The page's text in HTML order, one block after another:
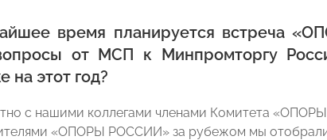
время планируется встреча
от МСП к Минпромторгу
на этот год?
с нашими коллегами членами Комитета
«ОПОРЫ РОССИИ» за рубежом мы